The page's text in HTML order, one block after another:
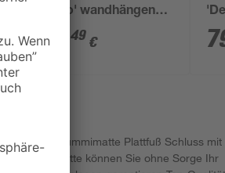
'Nero' wandhängend
schwarz
12 ,49 €
- mit der Gummimatte Plattfuß Schluss mit
Gummimatte können Sie ohne Sorge Ihr